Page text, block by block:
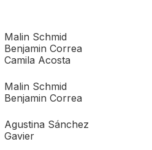
Malin Schmid
Benjamin Correa
Camila Acosta
Malin Schmid
Benjamin Correa
Agustina Sánchez
Gavier